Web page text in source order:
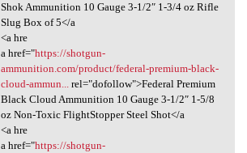
Shok Ammunition 10 Gauge 3-1/2″ 1-3/4 oz Rifle
Slug Box of 5</a
<a hre
a href="https://shotgun-
ammunition.com/product/federal-premium-black-
cloud-ammun...rel="dofollow">Federal Premium
Black Cloud Ammunition 10 Gauge 3-1/2″ 1-5/8
oz Non-Toxic FlightStopper Steel Shot</a
<a hre
a href="https://shotgun-